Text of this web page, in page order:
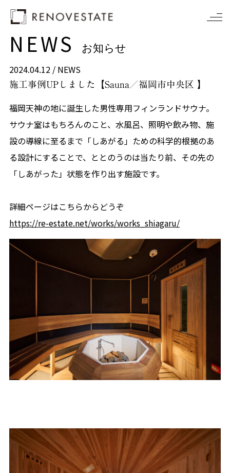
NEWS お知らせ
2024.04.12 / NEWS
施工事例UPしました【Sauna／福岡市中央区 】
福岡天神の地に誕生した男性専用フィンランドサウナ。
サウナ室はもちろんのこと、水風呂、照明や飲み物、施
設の導線に至るまで「しあがる」ための科学的根拠のあ
る設計にすることで、ととのうのは当たり前、その先の
「しあがった」状態を作り出す施設です。
詳細ページはこちらからどうぞ
https://re-estate.net/works/works_shiagaru/